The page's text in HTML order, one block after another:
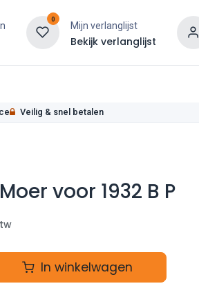
0
Mijn verlanglijst
Bekijk verlanglijst
Veilig & snel betalen
voor 1932 B P
In winkelwagen